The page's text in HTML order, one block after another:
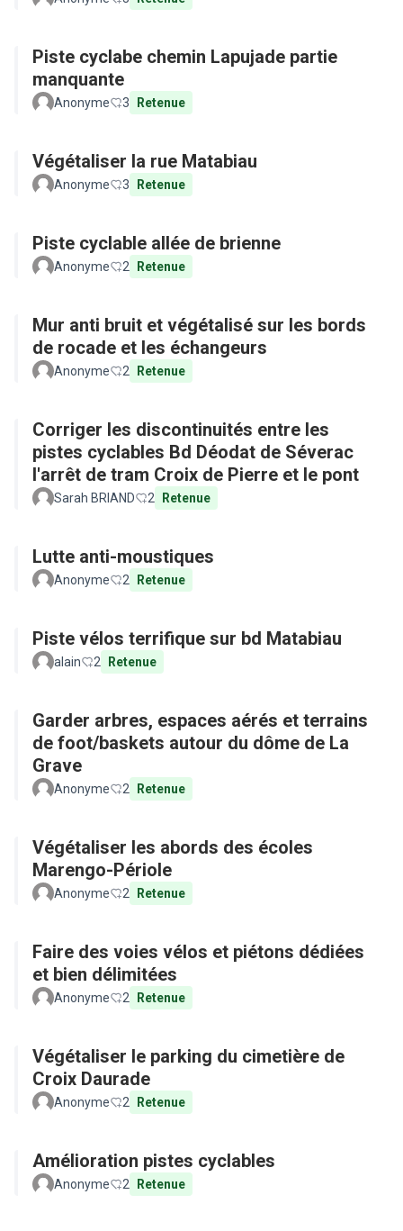
Piste cyclabe chemin Lapujade partie
manquante
Anonyme 3 Retenue
Végétaliser la rue Matabiau
Anonyme 3 Retenue
Piste cyclable allée de brienne
Anonyme 2 Retenue
Mur anti bruit et végétalisé sur les bords
de rocade et les échangeurs
Anonyme 2 Retenue
Corriger les discontinuités entre les
pistes cyclables Bd Déodat de Séverac
l'arrêt de tram Croix de Pierre et le pont
Sarah BRIAND 2 Retenue
Lutte anti-moustiques
Anonyme 2 Retenue
Piste vélos terrifique sur bd Matabiau
alain 2 Retenue
Garder arbres, espaces aérés et terrains
de foot/baskets autour du dôme de La
Grave
Anonyme 2 Retenue
Végétaliser les abords des écoles
Marengo-Périole
Anonyme 2 Retenue
Faire des voies vélos et piétons dédiées
et bien délimitées
Anonyme 2 Retenue
Végétaliser le parking du cimetière de
Croix Daurade
Anonyme 2 Retenue
Amélioration pistes cyclables
Anonyme 2 Retenue